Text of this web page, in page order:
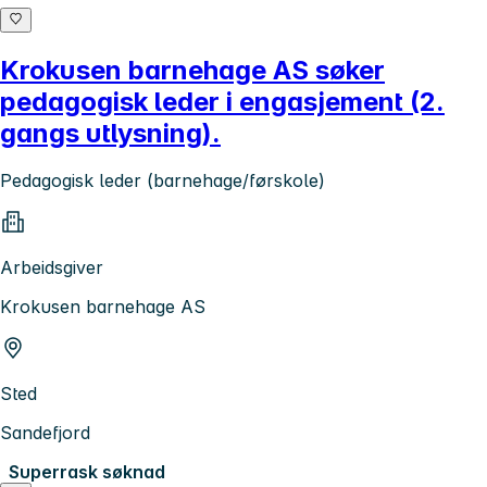
Krokusen barnehage AS søker
pedagogisk leder i engasjement (2.
gangs utlysning).
Pedagogisk leder (barnehage/førskole)
Arbeidsgiver
Krokusen barnehage AS
Sted
Sandefjord
Superrask søknad